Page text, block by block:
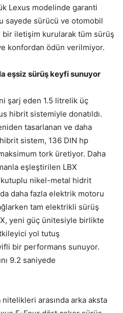
Lexus modelinde garanti
sayede sürücü ve otomobil
bir iletişim kurularak tüm sürüş
konfordan ödün verilmiyor.
eşsiz sürüş keyfi sunuyor
şarj eden 1.5 litrelik üç
hibrit sistemiyle donatıldı.
tasarlanan ve daha
sistem, 136 DIN hp
tork üretiyor. Daha
eşleştirilen LBX
nikel-metal hidrit
daha fazla elektrik motoru
tam elektrikli sürüş
yeni güç ünitesiyle birlikte
yol tutuş
bir performans sunuyor.
9.2 saniyede
arasında arka aksta